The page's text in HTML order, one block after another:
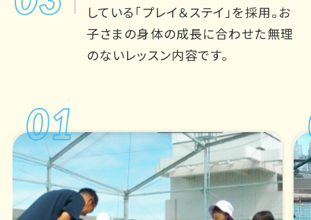
している「プレイ＆ステイ」を採用。お
子さまの身体の成長に合わせた無理
のないレッスン内容です。